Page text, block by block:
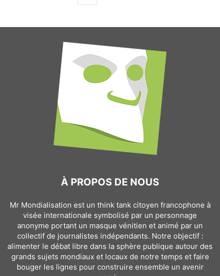
À PROPOS DE NOUS
Mr Mondialisation est un think tank citoyen francophone à
visée internationale symbolisé par un personnage
anonyme portant un masque vénitien et animé par un
collectif de journalistes indépendants. Notre objectif :
alimenter le débat libre dans la sphère publique autour des
grands sujets mondiaux et locaux de notre temps et faire
bouger les lignes pour construire ensemble un avenir